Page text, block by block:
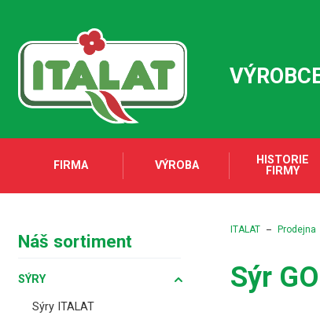
FIRMA VÝROBA
HISTORIE
FIRMY
Náš sortiment
SÝRY
Sýry ITALAT
ITALAT Prodejna
Sýr